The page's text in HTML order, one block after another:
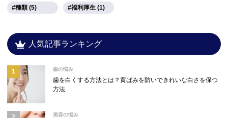
種類 (5) 福利厚生 (1)
人気記事ランキング
歯の悩み
歯を白くする方法とは？黄ばみを防いできれいな白さを保つ
方法
美容の悩み